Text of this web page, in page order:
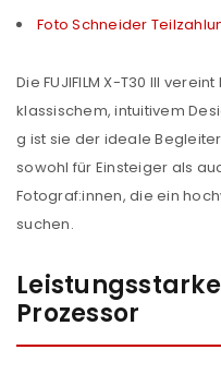
Foto Schneider
Die FUJIFILM X-T30 III
klassischem, intuitivem
g ist sie der ideale
sowohl für Einsteiger als
Fotograf:innen, die ein
suchen.
Prozessor